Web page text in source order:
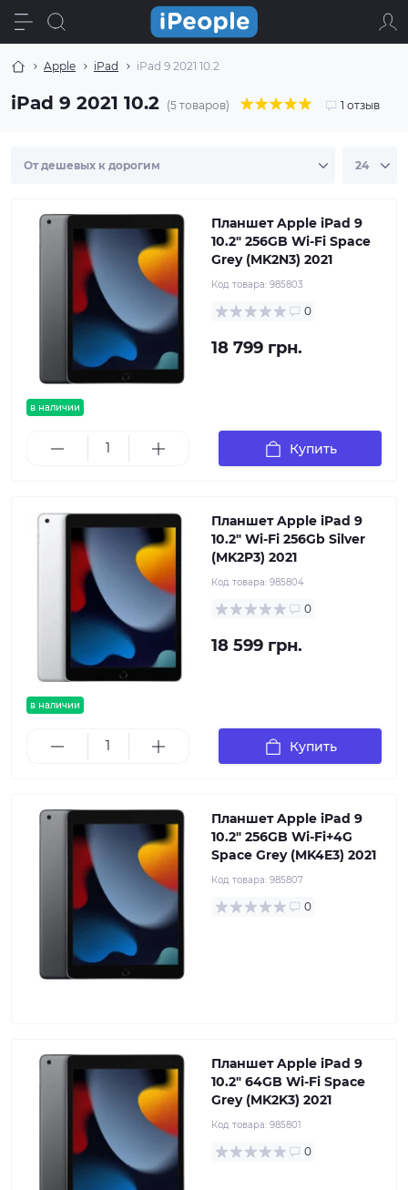
Apple iPad iPad 9 2021 10.2
iPad 9 2021 10.2 (5 товаров) 1 отзыв
в наличии
Планшет Apple iPad 9
10.2" 256GB Wi-Fi Space
Grey (MK2N3) 2021
Код товара: 985803
0
18 799 грн.
Купить
в наличии
Планшет Apple iPad 9
10.2" Wi-Fi 256Gb Silver
(MK2P3) 2021
Код товара: 985804
0
18 599 грн.
Купить
Планшет Apple iPad 9
10.2" 256GB Wi-Fi+4G
Space Grey (MK4E3) 2021
Код товара: 985807
0
Планшет Apple iPad 9
10.2" 64GB Wi-Fi Space
Grey (MK2K3) 2021
Код товара: 985801
0